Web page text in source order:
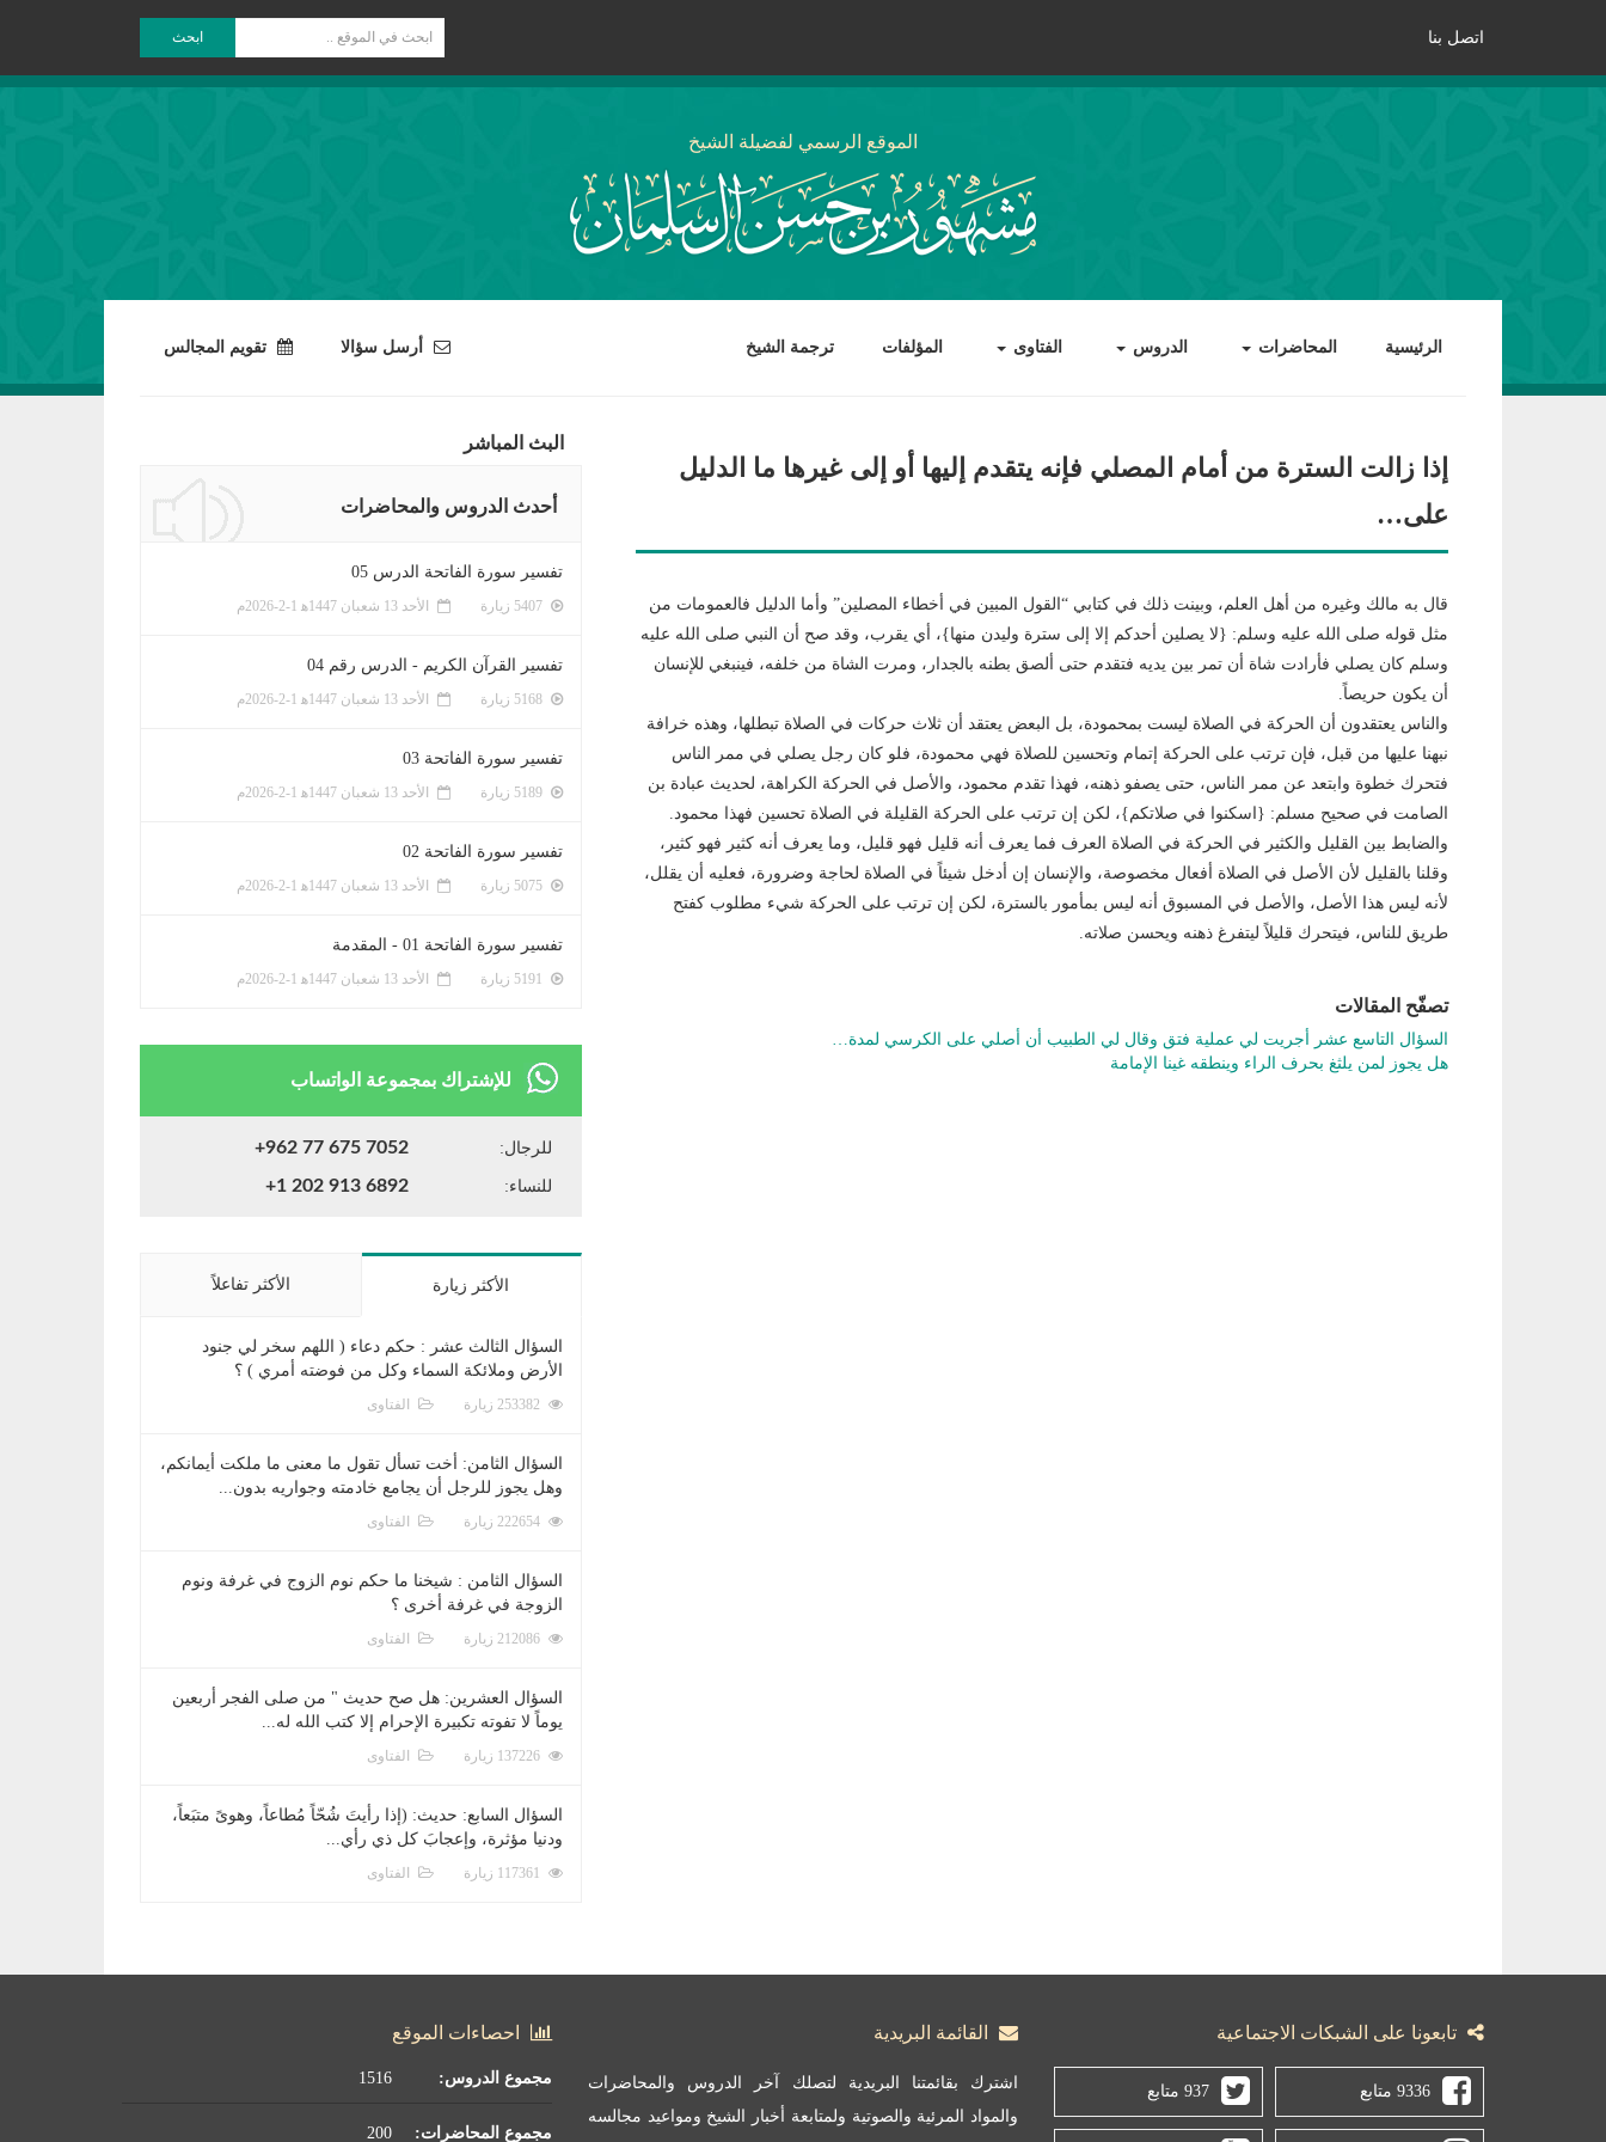
اتصل بنا ابحث
الموقع الرسمي لفضيلة الشيخ
الرئيسية المحاضرات الدروس الفتاوى المؤلفات ترجمة الشيخ أرسل سؤالا تقويم المجالس
إذا زالت السترة من أمام المصلي فإنه يتقدم إليها أو إلى غيرها ما الدليل
على…
قال به مالك وغيره من أهل العلم، وبينت ذلك في كتابي “القول المبين في أخطاء المصلين” وأما الدليل فالعمومات من
مثل قوله صلى الله عليه وسلم: {لا يصلين أحدكم إلا إلى سترة وليدن منها}، أي يقرب، وقد صح أن النبي صلى الله عليه
وسلم كان يصلي فأرادت شاة أن تمر بين يديه فتقدم حتى ألصق بطنه بالجدار، ومرت الشاة من خلفه، فينبغي للإنسان
أن يكون حريصاً.
والناس يعتقدون أن الحركة في الصلاة ليست بمحمودة، بل البعض يعتقد أن ثلاث حركات في الصلاة تبطلها، وهذه خرافة
نبهنا عليها من قبل، فإن ترتب على الحركة إتمام وتحسين للصلاة فهي محمودة، فلو كان رجل يصلي في ممر الناس
فتحرك خطوة وابتعد عن ممر الناس، حتى يصفو ذهنه، فهذا تقدم محمود، والأصل في الحركة الكراهة، لحديث عبادة بن
الصامت في صحيح مسلم: {اسكنوا في صلاتكم}، لكن إن ترتب على الحركة القليلة في الصلاة تحسين فهذا محمود.
والضابط بين القليل والكثير في الحركة في الصلاة العرف فما يعرف أنه قليل فهو قليل، وما يعرف أنه كثير فهو كثير،
وقلنا بالقليل لأن الأصل في الصلاة أفعال مخصوصة، والإنسان إن أدخل شيئاً في الصلاة لحاجة وضرورة، فعليه أن يقلل،
لأنه ليس هذا الأصل، والأصل في المسبوق أنه ليس بمأمور بالسترة، لكن إن ترتب على الحركة شيء مطلوب كفتح
طريق للناس، فيتحرك قليلاً ليتفرغ ذهنه ويحسن صلاته.
تصفّح المقالات
السؤال التاسع عشر أجريت لي عملية فتق وقال لي الطبيب أن أصلي على الكرسي لمدة…
هل يجوز لمن يلثغ بحرف الراء وينطقه غينا الإمامة
البث المباشر
أحدث الدروس والمحاضرات
تفسير سورة الفاتحة الدرس 05
الأحد 13 شعبان 1447ﻫ 1-2-2026م
تفسير القرآن الكريم - الدرس رقم 04
الأحد 13 شعبان 1447ﻫ 1-2-2026م
تفسير سورة الفاتحة 03
الأحد 13 شعبان 1447ﻫ 1-2-2026م
تفسير سورة الفاتحة 02
الأحد 13 شعبان 1447ﻫ 1-2-2026م
تفسير سورة الفاتحة 01 - المقدمة
الأحد 13 شعبان 1447ﻫ 1-2-2026م
للإشتراك بمجموعة الواتساب
للرجال: +962 77 675 7052
للنساء: +1 202 913 6892
الأكثر زيارة الأكثر تفاعلاً
السؤال الثالث عشر : حكم دعاء ( اللهم سخر لي جنود
الأرض وملائكة السماء وكل من فوضته أمري ) ؟
الفتاوى
السؤال الثامن: أخت تسأل تقول ما معنى ما ملكت أيمانكم،
وهل يجوز للرجل أن يجامع خادمته وجواريه بدون...
الفتاوى
السؤال الثامن : شيخنا ما حكم نوم الزوج في غرفة ونوم
الزوجة في غرفة أخرى ؟
الفتاوى
السؤال العشرين: هل صح حديث " من صلى الفجر أربعين
يوماً لا تفوته تكبيرة الإحرام إلا كتب الله له...
الفتاوى
السؤال السابع: حديث: (إذا رأيتَ شُحّاً مُطاعاً، وهوىً متبَعاً،
ودنيا مؤثرة، وإعجابَ كل ذي رأي...
الفتاوى
تابعونا على الشبكات الاجتماعية
9336 متابع 937 متابع
القائمة البريدية
اشترك بقائمتنا البريدية لتصلك آخر الدروس والمحاضرات
والمواد المرئية والصوتية ولمتابعة أخبار الشيخ ومواعيد مجالسه
احصاءات الموقع
مجموع الدروس:
مجموع المحاضرات: